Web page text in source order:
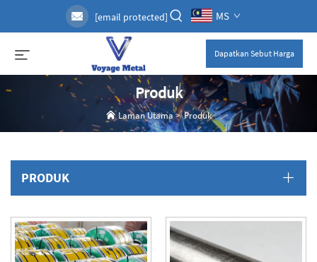
[email protected] MS
Dapatkan Sebut Harga
Produk
Laman Utama>Produk
PRODUK